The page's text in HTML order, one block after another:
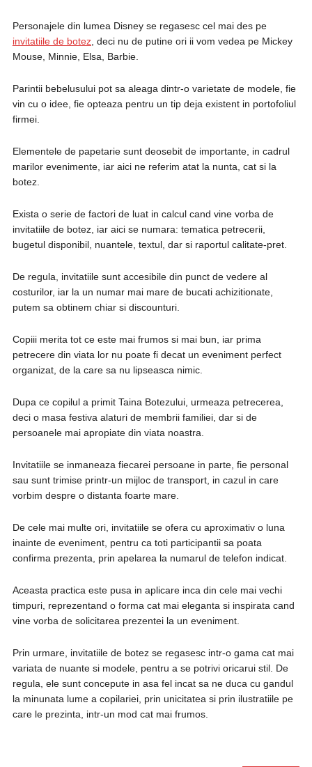
Personajele din lumea Disney se regasesc cel mai des pe
invitatiile de botez, deci nu de putine ori ii vom vedea pe Mickey
Mouse, Minnie, Elsa, Barbie.
Parintii bebelusului pot sa aleaga dintr-o varietate de modele, fie
vin cu o idee, fie opteaza pentru un tip deja existent in portofoliul
firmei.
Elementele de papetarie sunt deosebit de importante, in cadrul
marilor evenimente, iar aici ne referim atat la nunta, cat si la
botez.
Exista o serie de factori de luat in calcul cand vine vorba de
invitatiile de botez, iar aici se numara: tematica petrecerii,
bugetul disponibil, nuantele, textul, dar si raportul calitate-pret.
De regula, invitatiile sunt accesibile din punct de vedere al
costurilor, iar la un numar mai mare de bucati achizitionate,
putem sa obtinem chiar si discounturi.
Copiii merita tot ce este mai frumos si mai bun, iar prima
petrecere din viata lor nu poate fi decat un eveniment perfect
organizat, de la care sa nu lipseasca nimic.
Dupa ce copilul a primit Taina Botezului, urmeaza petrecerea,
deci o masa festiva alaturi de membrii familiei, dar si de
persoanele mai apropiate din viata noastra.
Invitatiile se inmaneaza fiecarei persoane in parte, fie personal
sau sunt trimise printr-un mijloc de transport, in cazul in care
vorbim despre o distanta foarte mare.
De cele mai multe ori, invitatiile se ofera cu aproximativ o luna
inainte de eveniment, pentru ca toti participantii sa poata
confirma prezenta, prin apelarea la numarul de telefon indicat.
Aceasta practica este pusa in aplicare inca din cele mai vechi
timpuri, reprezentand o forma cat mai eleganta si inspirata cand
vine vorba de solicitarea prezentei la un eveniment.
Prin urmare, invitatiile de botez se regasesc intr-o gama cat mai
variata de nuante si modele, pentru a se potrivi oricarui stil. De
regula, ele sunt concepute in asa fel incat sa ne duca cu gandul
la minunata lume a copilariei, prin unicitatea si prin ilustratiile pe
care le prezinta, intr-un mod cat mai frumos.